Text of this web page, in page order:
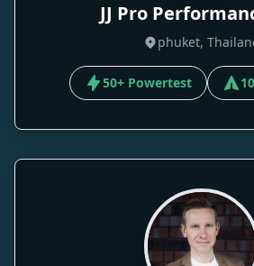
JJ Pro
phuket,
50+ Powertest